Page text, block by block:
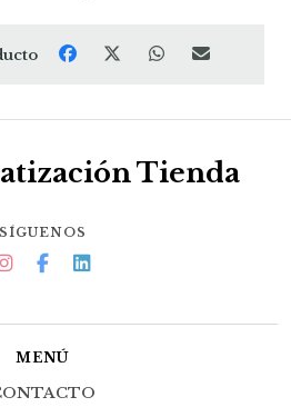
Tienda
SÍGUENOS
MENÚ